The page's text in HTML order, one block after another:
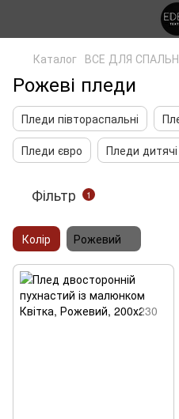
Каталог ВСЕ ДЛЯ
Рожеві пледи
Пледи півтораспальні
Пледи євро
Пледи дитячі
Фільтр 1
Колір Рожевий